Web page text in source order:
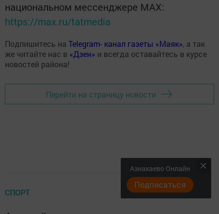
национальном мессенджере MАХ:
https://max.ru/tatmedia
Подпишитесь на Telegram- канал газеты «Маяк», а так
же читайте нас в «Дзен» и всегда оставайтесь в курсе
новостей района!
Перейти на страницу новости
СПОРТ
Азнакаево Онлайн
Подписаться